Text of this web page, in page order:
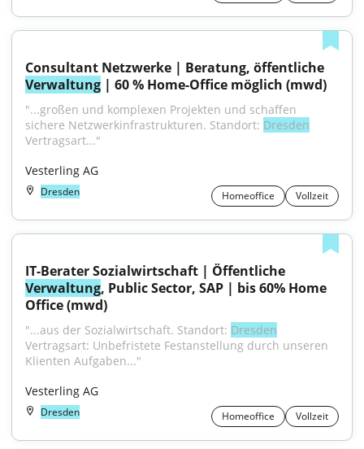
Verwaltung | 60 % Home-Office möglich (mwd)
"...großen und komplexen Projekten und schaffen
sichere Netzwerkinfrastrukturen. Standort: Dresden
Vertragsart..."
Vesterling AG
Dresden Homeoffice Vollzeit
Verwaltung, Public Sector, SAP | bis 60% Home
Office (mwd)
"...aus der Sozialwirtschaft. Standort: Dresden
Vertragsart: Unbefristete Festanstellung durch unseren
Klienten Aufgaben..."
Vesterling AG
Dresden Homeoffice Vollzeit